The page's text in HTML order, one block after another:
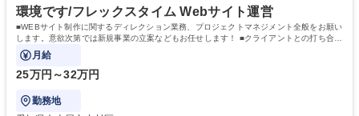
環境です/フレックスタイム Webサイト運営
■WEBサイト制作に関するディレクション業務、プロジェクトマネジメント全般をお願い
します。意欲次第では新規事業の立案などもお任せします！ ■クライアントとの打ち合わ
せ■企画書や提案書の作成/プレゼン
月給
25万円～32万円
勤務地